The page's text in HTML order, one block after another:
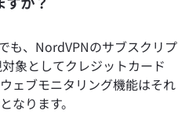
も、NordVPNのサブスクリプ
象としてクレジットカード
ェブモニタリング機能はそれ
なります。